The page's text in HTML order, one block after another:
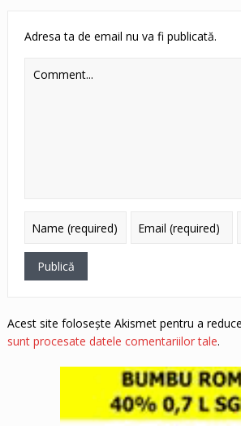
Adresa ta de email nu va fi publicată.
Acest site folosește Akismet pentru a
sunt procesate datele comentariilor tale.